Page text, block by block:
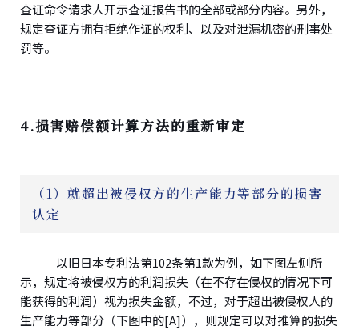
查证命令请求人开示查证报告书的全部或部分内容。另外，
规定查证方拥有拒绝作证的权利、以及对泄漏机密的刑事处
罚等。
4.损害赔偿额计算方法的重新审定
（1）就超出被侵权方的生产能力等部分的损害
认定
以旧日本专利法第102条第1款为例，如下图左侧所
示，规定将被侵权方的利润损失（在不存在侵权的情况下可
能获得的利润）视为损失金额，不过，对于超出被侵权人的
生产能力等部分（下图中的[A]），则规定可以对推算的损失